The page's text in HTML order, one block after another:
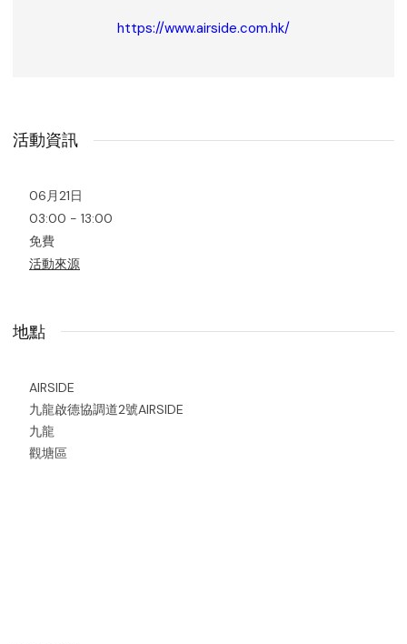
https://www.airside.com.hk/
活動資訊
06月21日
03:00 - 13:00
免費
活動來源
地點
AIRSIDE
九龍啟德協調道2號AIRSIDE
九龍
觀塘區